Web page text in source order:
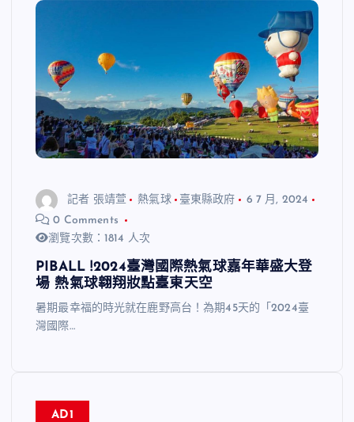
記者 張靖萱 熱氣球 臺東縣政府
6 7 月, 2024
0 Comments
瀏覽次數：1814 人次
PIBALL !2024臺灣國際熱氣球嘉年華盛大登
場 熱氣球翱翔妝點臺東天空
暑期最幸福的時光就在鹿野高台！為期45天的「2024臺
灣國際…
AD1